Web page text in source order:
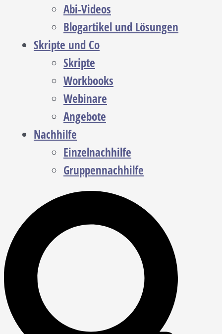
Abi-Videos
Blogartikel und Lösungen
Skripte und Co
Skripte
Workbooks
Webinare
Angebote
Nachhilfe
Einzelnachhilfe
Gruppennachhilfe